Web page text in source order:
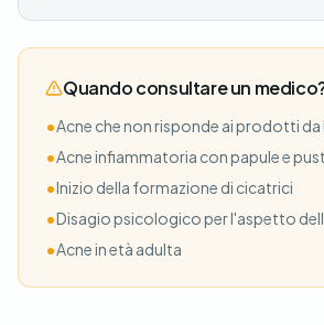
Quando consultare un
•Acne che non risponde ai prodotti
•Acne infiammatoria con papule e
•Inizio della formazione di cicatrici
•Disagio psicologico per l'aspetto
•Acne in età adulta